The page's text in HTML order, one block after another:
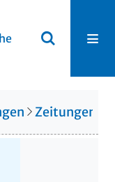
Zeitungen